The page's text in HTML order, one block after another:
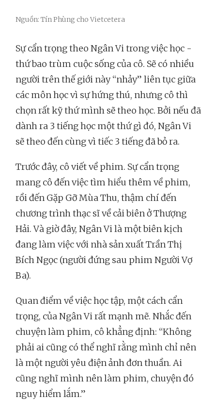
Nguồn: Tín Phùng cho Vietcetera
Sự cẩn trọng theo Ngân Vi trong việc học -
thứ bao trùm cuộc sống của cô. Sẽ có nhiều
người trên thế giới này “nhảy” liên tục giữa
các môn học vì sự hứng thú, nhưng cô thì
chọn rất kỹ thứ mình sẽ theo học. Bởi nếu đã
dành ra 3 tiếng học một thứ gì đó, Ngân Vi
sẽ theo đến cùng vì tiếc 3 tiếng đã bỏ ra.
Trước đây, cô viết về phim. Sự cẩn trọng
mang cô đến việc tìm hiểu thêm về phim,
rồi đến Gặp Gỡ Mùa Thu, thậm chí đến
chương trình thạc sĩ về cải biên ở Thượng
Hải. Và giờ đây, Ngân Vi là một biên kịch
đang làm việc với nhà sản xuất Trần Thị
Bích Ngọc (người đứng sau phim Người Vợ
Ba).
Quan điểm về việc học tập, một cách cẩn
trọng, của Ngân Vi rất mạnh mẽ. Nhắc đến
chuyện làm phim, cô khẳng định: “Không
phải ai cũng có thể nghĩ rằng mình chỉ nên
là một người yêu điện ảnh đơn thuần. Ai
cũng nghĩ mình nên làm phim, chuyện đó
nguy hiểm lắm.”